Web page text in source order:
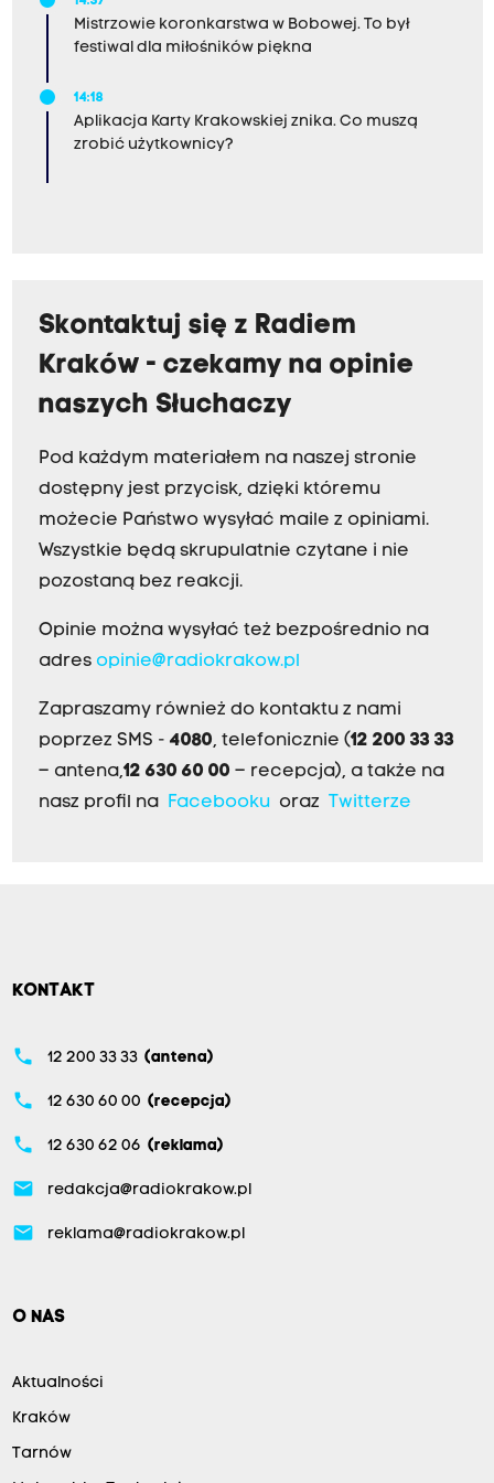
Mistrzowie koronkarstwa w Bobowej. To był
festiwal dla miłośników piękna
14:18
Aplikacja Karty Krakowskiej znika. Co muszą
zrobić użytkownicy?
Skontaktuj się z Radiem
Kraków - czekamy na opinie
naszych Słuchaczy
Pod każdym materiałem na naszej stronie
dostępny jest przycisk, dzięki któremu
możecie Państwo wysyłać maile z opiniami.
Wszystkie będą skrupulatnie czytane i nie
pozostaną bez reakcji.
Opinie można wysyłać też bezpośrednio na
adres opinie@radiokrakow.pl
Zapraszamy również do kontaktu z nami
poprzez SMS - 4080, telefonicznie (12 200 33 33
– antena,12 630 60 00 – recepcja), a także na
nasz profil na
Facebookuoraz Twitterze
KONTAKT
phone 12 200 33 33 (antena)
phone 12 630 60 00 (recepcja)
phone 12 630 62 06 (reklama)
email redakcja@radiokrakow.pl
email reklama@radiokrakow.pl
O NAS
Aktualności
Kraków
Tarnów